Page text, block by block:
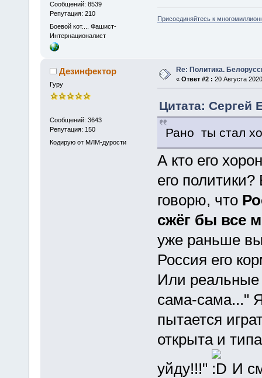
Сообщений: 8539
Репутация: 210
Боевой кот.... Фашист-
Интернационалист
Присоединяйтесь к
Дезинфектор
Гуру
Сообщений: 3643
Репутация: 150
Кодирую от МЛМ-дурости
Re: Политика.
« Ответ #2 : 20 Августа
Цитата: Сергей
Рано ты стал
А кто его
его
говорю, что
сжёг бы все
уже раньше
Россия его
Или реальные
сама-сама..."
пытается
открыта и
уйду!!!"
И